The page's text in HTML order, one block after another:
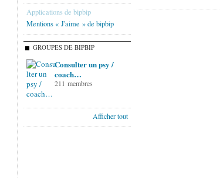
Applications de bipbip
Mentions « J'aime » de bipbip
GROUPES DE BIPBIP
Consulter un psy /
coach…
211 membres
Afficher tout